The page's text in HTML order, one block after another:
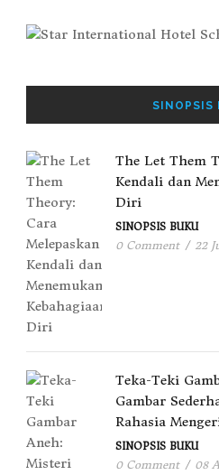
SINOPSIS
The Let Them
Kendali dan
Diri
SINOPSIS BUKU
0 Comment / 22
Teka-Teki
Gambar
Rahasia
SINOPSIS BUKU
0 Comment / 08